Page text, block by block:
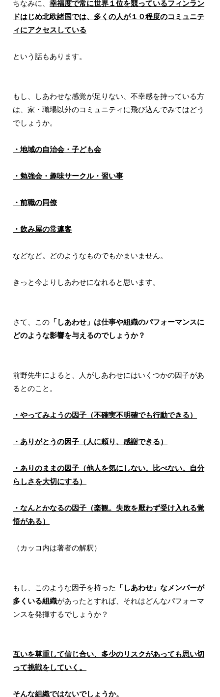
ちなみに、幸福度で常に世界１位を競っているフィンラン
ドはじめ北欧諸国では、多くの人が１０程度のコミュニテ
ィにアクセスしている
という話もあります。
もし、しあわせな感覚が足りない、不幸感を持っている方
は、家・職場以外のコミュニティに飛び込んでみてはどう
でしょうか。
・地域の自治会・子ども会
・勉強会・趣味サークル・習い事
・前職の同僚
・飲み屋の常連客
などなど。どのようなものでもかまいません。
きっと今よりしあわせになれると思います。
さて、この 「しあわせ」は仕事や組織のパフォーマンスに
どのような影響を与えるのでしょうか？
前野先生によると、人がしあわせにはいくつかの因子があ
るとのこと。
・やってみようの因子（不確実不明確でも行動できる）
・ありがとうの因子（人に頼り、感謝できる）
・ありのままの因子（他人を気にしない。比べない。自分
らしさを大切にする）
・なんとかなるの因子（楽観。失敗を厭わず受け入れる覚
悟がある）
（カッコ内は著者の解釈）
もし、このような因子を持った 「しあわせ」なメンバーが
多くいる組織があったとすれば、それはどんなパフォーマ
ンスを発揮するでしょうか？
互いを尊重して信じ合い、多少のリスクがあっても思い切
って挑戦をしていく。
そんな組織ではないでしょうか。